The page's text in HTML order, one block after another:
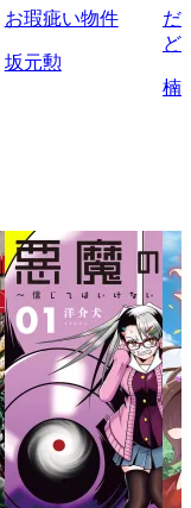
お瑕疵い物件
坂元勲
だ
ど
楠